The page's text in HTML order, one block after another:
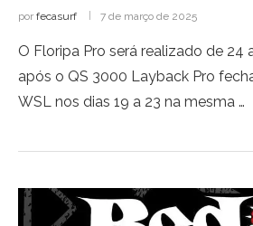
por fecasurf 7 de março de 2025
O Floripa Pro será realizado de 24
após o QS 3000 Layback Pro
WSL nos dias 19 a 23 na mesma …